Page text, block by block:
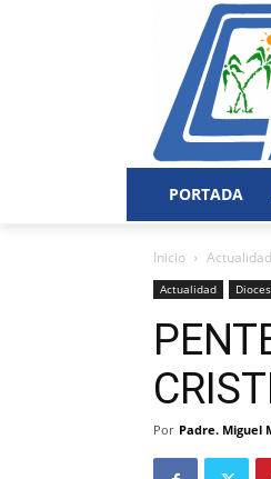
PORTADA
Inicio Actualidad
Actualidad
Por Padre. Miguel